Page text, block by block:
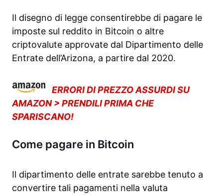
Il disegno di legge consentirebbe di pagare le
imposte sul reddito in Bitcoin o altre
criptovalute approvate dal Dipartimento delle
Entrate dell’Arizona, a partire dal 2020.
ERRORI DI PREZZO ASSURDI SU
AMAZON > PRENDILI PRIMA CHE
SPARISCANO!
Come pagare in Bitcoin
Il dipartimento delle entrate sarebbe tenuto a
convertire tali pagamenti nella valuta